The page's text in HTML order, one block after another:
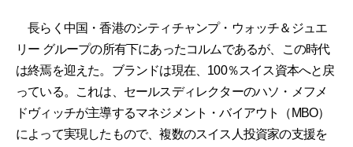
長らく中国・香港のシティチャンプ・ウォッチ＆ジュエ
リー グループの所有下にあったコルムであるが、この時代
は終焉を迎えた。ブランドは現在、100％スイス資本へと戻
っている。これは、セールスディレクターのハソ・メフメ
ドヴィッチが主導するマネジメント・バイアウト（MBO）
によって実現したもので、複数のスイス人投資家の支援を